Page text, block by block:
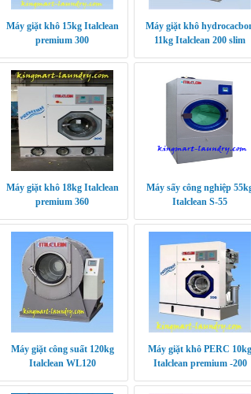
Máy giặt khô 15kg Italclean
premium 300
Máy giặt khô
11kg Italclean 200 slim
Máy giặt khô 18kg Italclean
premium 360
Máy sấy công nghiệp
Italclean S-55
Máy giặt công suất 120kg
Italclean WL120
Máy giặt khô PERC 10kg
Italclean premium -200